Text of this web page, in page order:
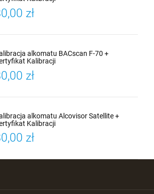
zł
alkomatu BACscan F-70 +
Kalibracji
zł
alkomatu Alcovisor Satellite +
Kalibracji
zł